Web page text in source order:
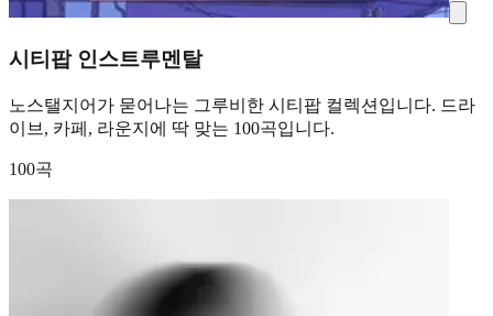
시티팝 인스트루멘탈
노스탤지어가 묻어나는 그루비한 시티팝 컬렉션입니다. 드라
이브, 카페, 라운지에 딱 맞는 100곡입니다.
100곡